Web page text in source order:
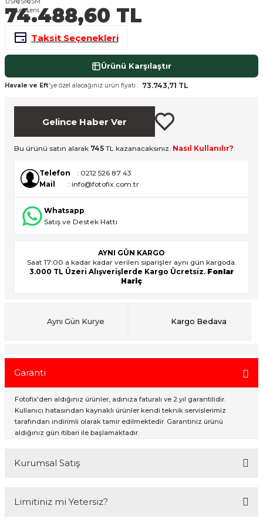
Cihazları
74.488,60 TL
Taksit Seçenekleri
Ürünü Karşılaştır
Havale ve Eft'ye özel alacağınız ürün fiyatı : 73.743,71 TL
Gelince Haber Ver
Bu ürünü satın alarak 745 TL kazanacaksınız. Nasıl Kullanılır?
Telefon
: 0212 526 87 43
Mail
: info@fotofix.com.tr
Whatsapp
Satış ve Destek Hattı
AYNI GÜN KARGO
Saat 17:00 a kadar kadar verilen siparişler aynı gün kargoda.
3.000 TL Üzeri Alışverişlerde Kargo Ücretsiz. Fonlar
Hariç
Aynı Gün Kurye Kargo Bedava
Garanti
Fotofix'den aldığınız ürünler, adınıza faturalı ve 2 yıl garantilidir.
Kullanıcı hatasından kaynaklı ürünler kendi teknik servislerimiz
tarafından indirimli olarak tamir edilmektedir. Garantiniz ürünü
aldığınız gün itibari ile başlamaktadır.
Kurumsal Satış
online web sitesi olan www.fotofix.com.tr üzerinden hizmet
Limitiniz mi Yetersiz?